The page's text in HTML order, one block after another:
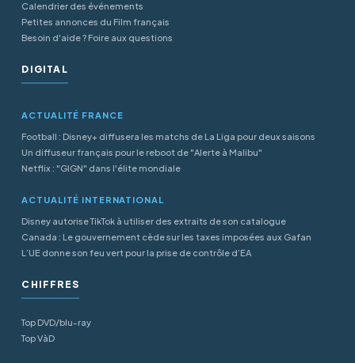
Calendrier des événements
Petites annonces du Film français
Besoin d'aide ? Foire aux questions
DIGITAL
ACTUALITÉ FRANCE
Football : Disney+ diffusera les matchs de La Liga pour deux saisons
Un diffuseur français pour le reboot de "Alerte à Malibu"
Netflix : "GIGN" dans l'élite mondiale
ACTUALITÉ INTERNATIONAL
Disney autorise TikTok à utiliser des extraits de son catalogue
Canada : Le gouvernement cède sur les taxes imposées aux Gafan
L’UE donne son feu vert pour la prise de contrôle d’EA
CHIFFRES
Top DVD/blu-ray
Top VàD